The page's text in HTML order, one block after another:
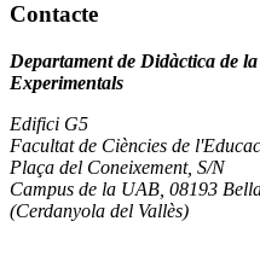
Contacte
Departament de Didàctica de
Experimentals
Edifici G5
Facultat de Ciències de
Plaça del Coneixement, S/N
Campus de la UAB, 08193
(Cerdanyola del Vallès)